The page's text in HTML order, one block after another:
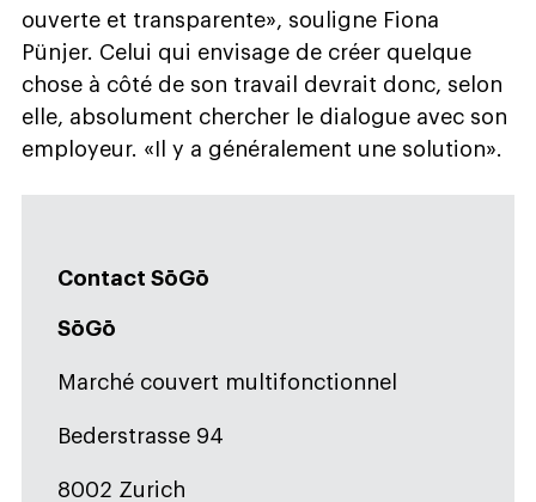
ouverte et transparente», souligne Fiona
Pünjer. Celui qui envisage de créer quelque
chose à côté de son travail devrait donc, selon
elle, absolument chercher le dialogue avec son
employeur. «Il y a généralement une solution».
Contact SōGō
SōGō
Marché couvert multifonctionnel
Bederstrasse 94
8002 Zurich